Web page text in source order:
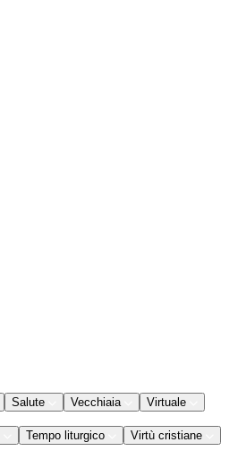
Salute Vecchiaia Virtuale
Tempo liturgico Virtù cristiane